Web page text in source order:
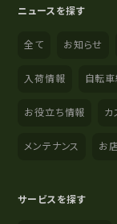
ニュースを探す
全て お知らせ
入荷情報 自転
お役立ち情報 カ
メンテナンス お
サービスを探す